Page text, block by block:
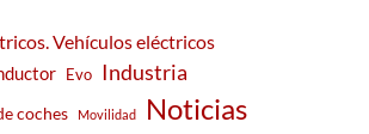
Vehículos eléctricos
Evo Industria
coches Movilidad Noticias